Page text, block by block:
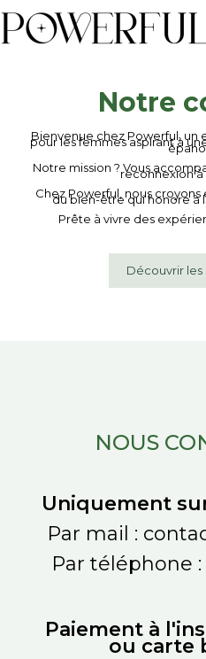
Notre
Bienvenue chez Powerful,
pour les femmes aspirant à
Notre mission ? Vousreconnexion
Chez Powerful, nous
du bien-être qui honore à
Prête à vivre des
Découvrir
NOUS
Uniquement
Par mail :
Par téléphone :
Paiement à
ou carte